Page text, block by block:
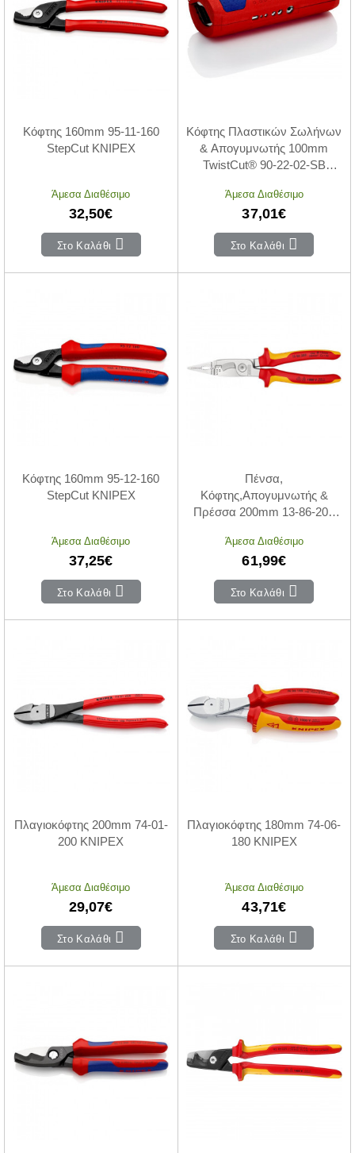
Κόφτης 160mm 95-11-160
StepCut KNIPEX
Άμεσα Διαθέσιμο
32,50€
Στο Καλάθι
Κόφτης Πλαστικών Σωλήνων
& Απογυμνωτής 100mm
TwistCut® 90-22-02-SB
Άμεσα Διαθέσιμο
37,01€
Στο Καλάθι
Κόφτης 160mm 95-12-160
StepCut KNIPEX
Άμεσα Διαθέσιμο
37,25€
Στο Καλάθι
Πένσα,
Κόφτης,Απογυμνωτής &
Πρέσσα 200mm 13-86-200
Άμεσα Διαθέσιμο
61,99€
Στο Καλάθι
Πλαγιοκόφτης 200mm 74-01-
200 KNIPEX
Άμεσα Διαθέσιμο
29,07€
Στο Καλάθι
Πλαγιοκόφτης 180mm 74-06-
180 KNIPEX
Άμεσα Διαθέσιμο
43,71€
Στο Καλάθι